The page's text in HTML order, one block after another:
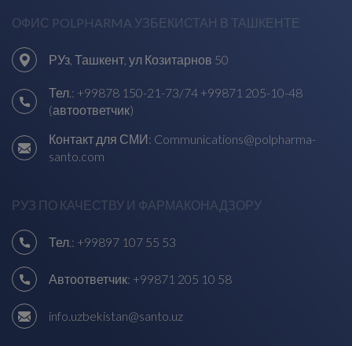
ОФИС POLPHARMA УЗБЕКИСТАН В ТАШКЕНТЕ
РУз, Ташкент, ул Козитарнов 50
Тел.: +99878 150-21-73/74 +99871 205-10-48
(автоответчик)
Контакт для СМИ: Communications@polpharma-
santo.com
РУЗ ПО КАЧЕСТВУ И ФАРМАКОНАДЗОРУ
Тел.: +99897 107 55 53
Автоответчик: +99871 205 10 58
info.uzbekistan@santo.uz